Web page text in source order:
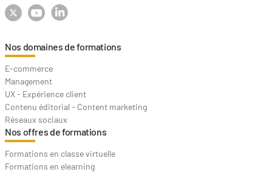
Nos domaines de formations
E-commerce
Management
UX - Expérience client
Contenu éditorial - Content marketing
Réseaux sociaux
Nos offres de formations
Formations en classe virtuelle
Formations en elearning